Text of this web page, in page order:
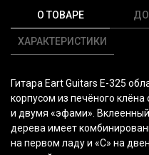
О ТОВАРЕ
ХАРАКТЕРИСТИКИ
Гитара Eart Guitars E-325
корпусом из печёного
и двумя «эфами».
дерева имеет
на первом ладу и «C» на